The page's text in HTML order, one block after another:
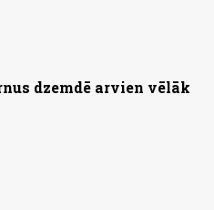
dzemdē arvien vēlāk